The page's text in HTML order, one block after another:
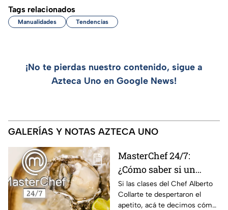
Tags relacionados
Manualidades Tendencias
¡No te pierdas nuestro contenido, sigue a
Azteca Uno en Google News!
GALERÍAS Y NOTAS AZTECA UNO
MasterChef 24/7:
¿Cómo saber si un
ostión está fresco y es
seguro consumirlo?
Si las clases del Chef Alberto
Collarte te despertaron el
apetito, acá te decimos cómo